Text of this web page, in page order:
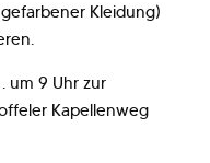
Kleidung)
um 9 Uhr zur
Kapellenweg